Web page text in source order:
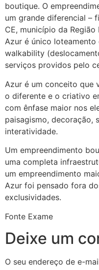
boutique. O
um grande diferencial –
CE, município da
Azur é único
walkability
serviços providos
Azur é um conceito que
o diferente e o criativo
com ênfase maior nos
paisagismo, decoração,
interatividade.
Um empreendimento
uma completa
um empreendimento
Azur foi pensado fora
exclusividades.
Fonte Exame
Deixe um
O seu endereço de e-